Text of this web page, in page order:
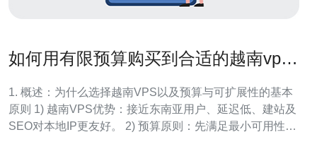
如何用有限预算购买到合适的越南vps
1. 概述：为什么选择越南VPS以及预算与可扩展性的基本
原则 1) 越南VPS优势：接近东南亚用户、延迟低、建站及
SEO对本地IP更友好。 2) 预算原则：先满足最小可用性